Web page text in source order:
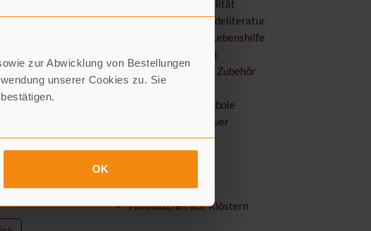
zur Abwicklung von Bestellungen
unserer Cookies zu. Sie
OK
Religion & Spiritualität
Bibel & Gemeindeliteratur
Spiritualität & Lebenshilfe
Glaubensfragen
Räucherwerk & Zubehör
Devotionalien
Schmuck & Symbole
Sterben, Tod & Trauer
Karten & Kunst
Kerzen & mehr
Garten
Himmlisches aus Klöstern